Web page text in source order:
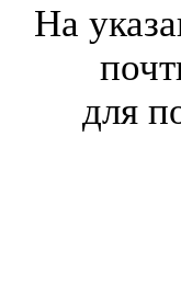
На
для